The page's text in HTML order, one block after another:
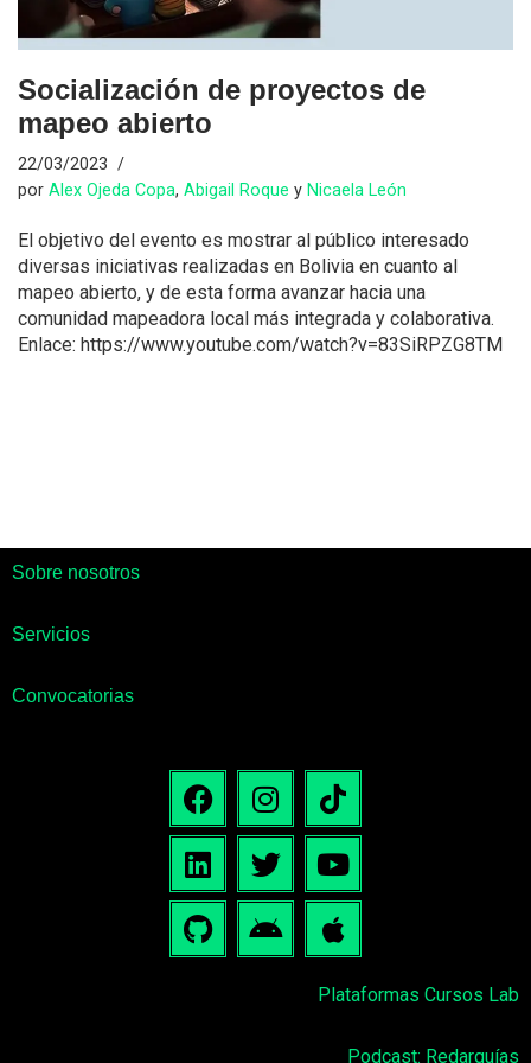
Socialización de proyectos de
mapeo abierto
22/03/2023
por Alex Ojeda Copa, Abigail Roque y Nicaela León
El objetivo del evento es mostrar al público interesado
diversas iniciativas realizadas en Bolivia en cuanto al
mapeo abierto, y de esta forma avanzar hacia una
comunidad mapeadora local más integrada y colaborativa.
Enlace: https://www.youtube.com/watch?v=83SiRPZG8TM
Sobre nosotros
Servicios
Convocatorias
Plataformas Cursos Lab
Podcast: Redarquías